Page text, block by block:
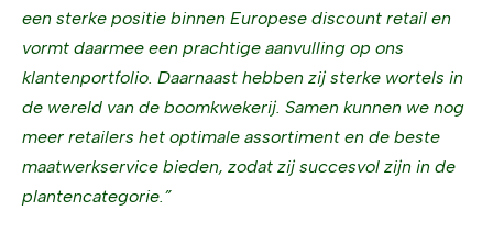
een sterke positie binnen Europese discount retail en
vormt daarmee een prachtige aanvulling op ons
klantenportfolio. Daarnaast hebben zij sterke wortels in
de wereld van de boomkwekerij. Samen kunnen we nog
meer retailers het optimale assortiment en de beste
maatwerkservice bieden, zodat zij succesvol zijn in de
plantencategorie.”